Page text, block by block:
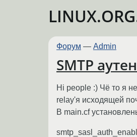
Форум — Admin
SMTP
Hi people :) Чё то я
relay'я исходящей
В main.cf